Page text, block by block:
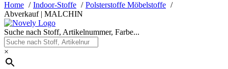
Home
Indoor-Stoffe
Polsterstoffe Möbelstoffe
Abverkauf | MALCHIN
Suche nach Stoff, Artikelnummer, Farbe...
×